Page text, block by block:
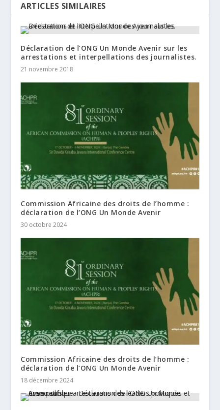
ARTICLES SIMILAIRES
Déclaration de l’ONG Un Monde Avenir sur les
arrestations et interpellations des journalistes.
21 novembre 2018
Commission Africaine des droits de l’homme :
déclaration de l’ONG Un Monde Avenir
30 octobre 2024
Commission Africaine des droits de l’homme :
déclaration de l’ONG Un Monde Avenir
18 décembre 2024